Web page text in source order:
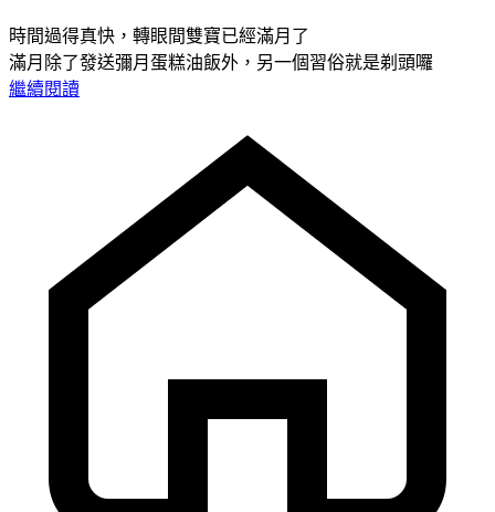
時間過得真快，轉眼間雙寶已經滿月了
滿月除了發送彌月蛋糕油飯外，另一個習俗就是剃頭囉
繼續閱讀